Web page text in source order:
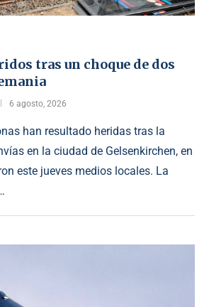
tras un choque de dos
6 agosto, 2026
han resultado heridas tras la
en la ciudad de Gelsenkirchen, en
este jueves medios locales. La